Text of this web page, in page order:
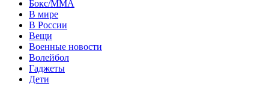
Бокс/MMA
В мире
В России
Вещи
Военные новости
Волейбол
Гаджеты
Дети